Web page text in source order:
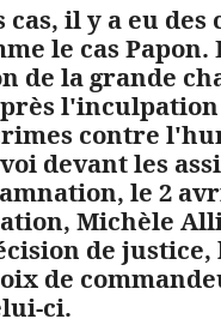
cas, il y a eu
le cas
de la grande
l'inculpation
contre
devant les
le 2
Michèle
de
de
ci.